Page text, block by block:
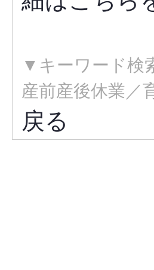
▼キーワード検
産前産後休業／
戻る